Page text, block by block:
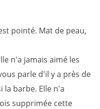
pointé. Mat de peau,
n'a jamais aimé les
parle d'il y a près de
la barbe. Elle n'a
supprimée cette